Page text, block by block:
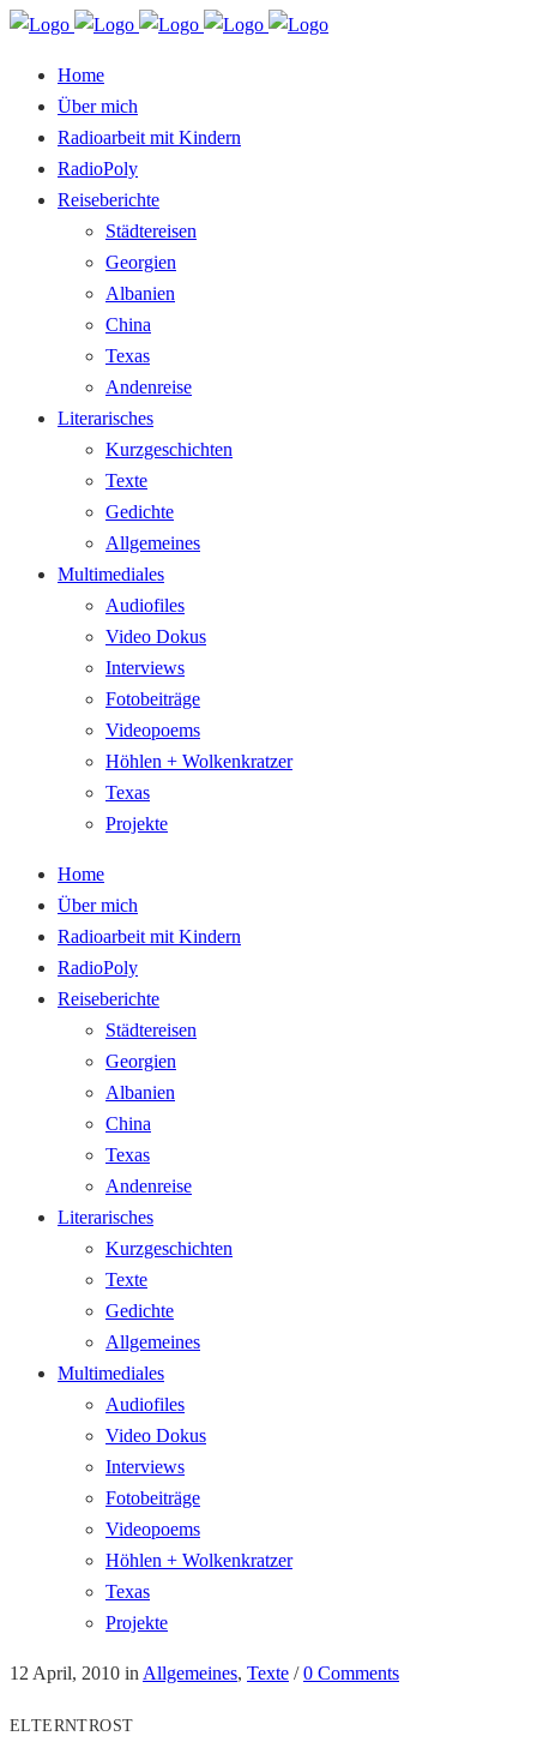
Home
Über mich
Radioarbeit mit Kindern
RadioPoly
Reiseberichte
Städtereisen
Georgien
Albanien
China
Texas
Andenreise
Literarisches
Kurzgeschichten
Texte
Gedichte
Allgemeines
Multimediales
Audiofiles
Video Dokus
Interviews
Fotobeiträge
Videopoems
Höhlen + Wolkenkratzer
Texas
Projekte
Home
Über mich
Radioarbeit mit Kindern
RadioPoly
Reiseberichte
Städtereisen
Georgien
Albanien
China
Texas
Andenreise
Literarisches
Kurzgeschichten
Texte
Gedichte
Allgemeines
Multimediales
Audiofiles
Video Dokus
Interviews
Fotobeiträge
Videopoems
Höhlen + Wolkenkratzer
Texas
Projekte
12 April, 2010 in Allgemeines, Texte /0 Comments
ELTERNTROST